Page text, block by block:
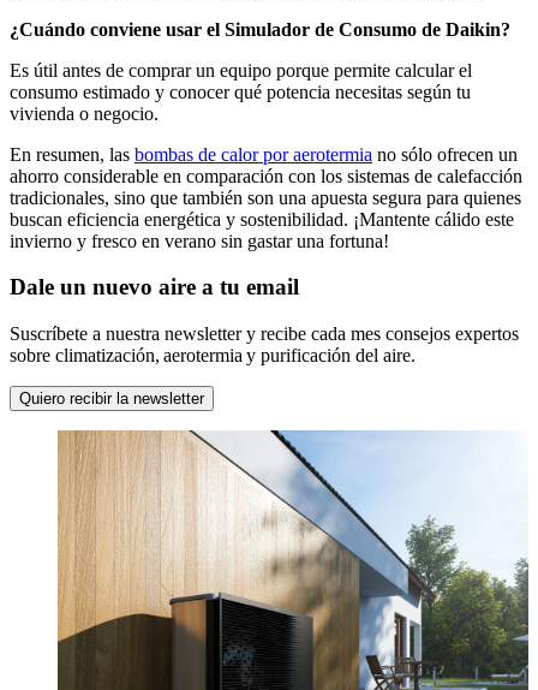
¿Cuándo conviene usar el Simulador de Consumo de Daikin?
Es útil antes de comprar un equipo porque permite calcular el
consumo estimado y conocer qué potencia necesitas según tu
vivienda o negocio.
En resumen, las bombas de calor por aerotermia no sólo ofrecen un
ahorro considerable en comparación con los sistemas de calefacción
tradicionales, sino que también son una apuesta segura para quienes
buscan eficiencia energética y sostenibilidad. ¡Mantente cálido este
invierno y fresco en verano sin gastar una fortuna!
Dale un nuevo aire a tu email
Suscríbete a nuestra newsletter y recibe cada mes consejos expertos
sobre climatización, aerotermia y purificación del aire.
Quiero recibir la newsletter